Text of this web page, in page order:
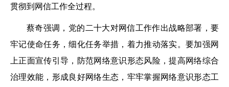
贯彻到网信工作全过程。
蔡奇强调，党的二十大对网信工作作出战略部署，要
牢记使命任务，细化任务举措，着力推动落实。要加强网
上正面宣传引导，防范网络意识形态风险，提高网络综合
治理效能，形成良好网络生态，牢牢掌握网络意识形态工